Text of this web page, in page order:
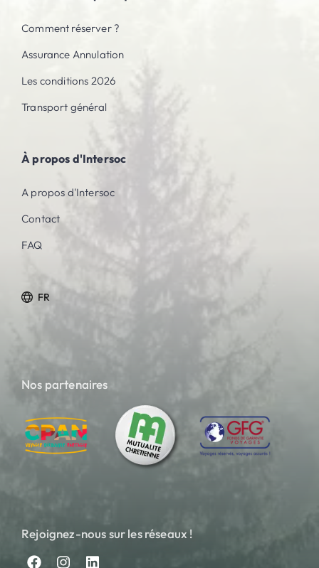
Comment réserver ?
Assurance Annulation
Les conditions 2026
Transport général
À propos d'Intersoc
A propos d'Intersoc
Contact
FAQ
FR
Nos partenaires
Rejoignez-nous sur les réseaux !